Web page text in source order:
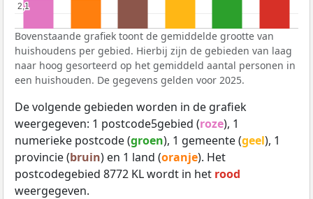
2,1
2,1
Bovenstaande grafiek toont de gemiddelde grootte van
huishoudens per gebied. Hierbij zijn de gebieden van laag
naar hoog gesorteerd op het gemiddeld aantal personen in
een huishouden. De gegevens gelden voor 2025.
De volgende gebieden worden in de grafiek
weergegeven: 1 postcode5gebied (roze), 1
numerieke postcode (groen), 1 gemeente (geel), 1
provincie (bruin) en 1 land (oranje). Het
postcodegebied 8772 KL wordt in het rood
weergegeven.